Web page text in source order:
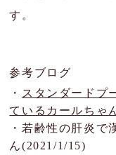
ブログ
患者様の声
お問い合わせ
す。
参考ブログ
・ スタンダードプ
ているカールちゃ
・ 若齢性の肝炎で
ん(2021/1/15)